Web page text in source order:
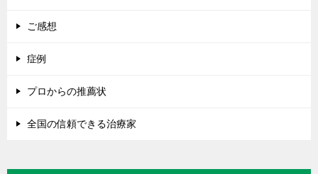
ご感想
症例
プロからの推薦状
全国の信頼できる治療家